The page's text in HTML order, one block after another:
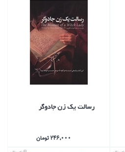
رسالت يك زن جادوگر
246,000 تومان